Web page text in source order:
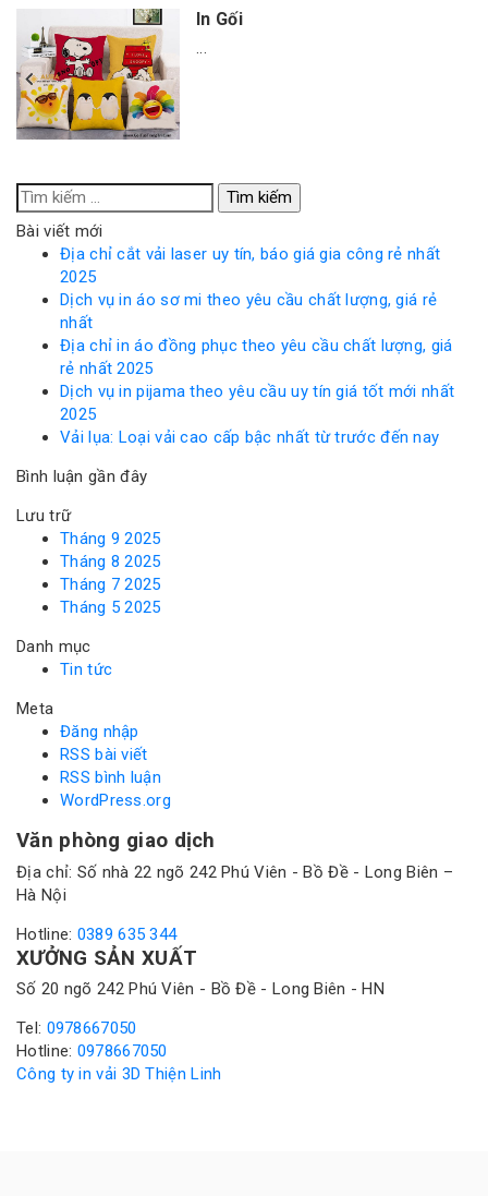
In Gối
...
Tìm
kiếm
cho:
Bài viết mới
Địa chỉ cắt vải laser uy tín, báo giá gia công rẻ nhất
2025
Dịch vụ in áo sơ mi theo yêu cầu chất lượng, giá rẻ
nhất
Địa chỉ in áo đồng phục theo yêu cầu chất lượng, giá
rẻ nhất 2025
Dịch vụ in pijama theo yêu cầu uy tín giá tốt mới nhất
2025
Vải lụa: Loại vải cao cấp bậc nhất từ trước đến nay
Bình luận gần đây
Lưu trữ
Tháng 9 2025
Tháng 8 2025
Tháng 7 2025
Tháng 5 2025
Danh mục
Tin tức
Meta
Đăng nhập
RSS bài viết
RSS bình luận
WordPress.org
Văn phòng giao dịch
Địa chỉ: Số nhà 22 ngõ 242 Phú Viên - Bồ Đề - Long Biên –
Hà Nội
Hotline: 0389 635 344
XƯỞNG SẢN XUẤT
Số 20 ngõ 242 Phú Viên - Bồ Đề - Long Biên - HN
Tel: 0978667050
Hotline: 0978667050
Công ty in vải 3D Thiện Linh